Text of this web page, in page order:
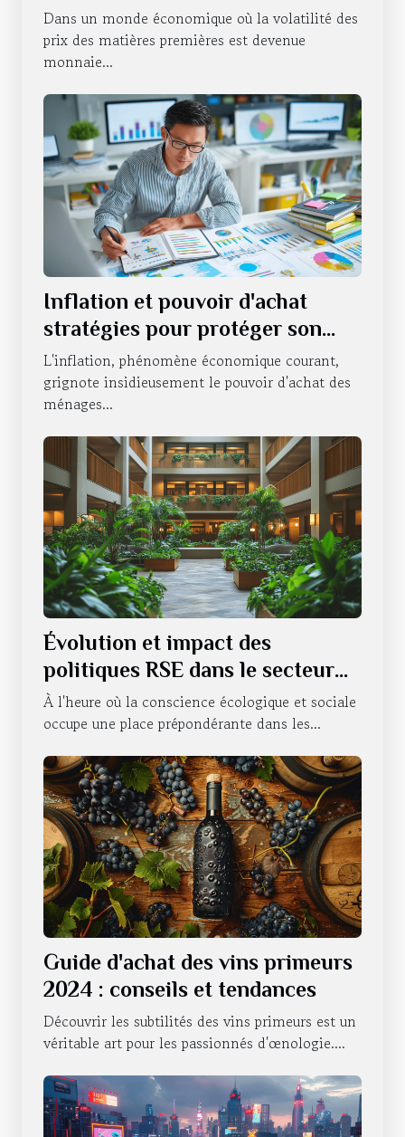
investissements Comment se
couvrir contre l'instabilité
Dans un monde économique où la volatilité des
prix des matières premières est devenue
monnaie...
Inflation et pouvoir d'achat
stratégies pour protéger son
portefeuille en période
d'incertitude économique
L'inflation, phénomène économique courant,
grignote insidieusement le pouvoir d'achat des
ménages...
Évolution et impact des
politiques RSE dans le secteur
hôtelier
À l'heure où la conscience écologique et sociale
occupe une place prépondérante dans les...
Guide d'achat des vins primeurs
2024 : conseils et tendances
Découvrir les subtilités des vins primeurs est un
véritable art pour les passionnés d'œnologie....